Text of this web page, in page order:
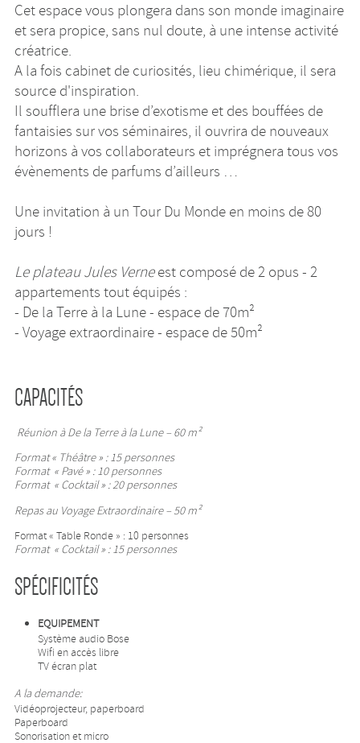
Cet espace vous plongera dans son monde imaginaire
et sera propice, sans nul doute, à une intense activité
créatrice.
A la fois cabinet de curiosités, lieu chimérique, il sera
source d'inspiration.
Il soufflera une brise d’exotisme et des bouffées de
fantaisies sur vos séminaires, il ouvrira de nouveaux
horizons à vos collaborateurs et imprégnera tous vos
évènements de parfums d’ailleurs …
Une invitation à un Tour Du Monde en moins de 80
jours !
Le plateau Jules Verneest composé de 2 opus - 2
appartements tout équipés :
- De la Terre à la Lune - espace de 70m²
- Voyage extraordinaire - espace de 50m²
CAPACITÉS
Réunion à De la Terre à la Lune– 60 m²
Format « Théâtre » : 15 personnes
Format « Pavé » : 10personnes
Format « Cocktail » : 20personnes
Repas au Voyage Extraordinaire – 50 m²
Format « Table Ronde » : 10 personnes
Format « Cocktail » : 15personnes
SPÉCIFICITÉS
EQUIPEMENT
Système audio Bose
Wifi en accès libre
TV écran plat
A la demande:
Vidéoprojecteur, paperboard
Paperboard
Sonorisation et micro